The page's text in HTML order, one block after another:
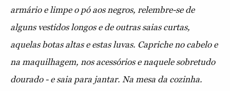
armário e limpe o pó aos negros, relembre-se de
alguns vestidos longos e de outras saias curtas,
aquelas botas altas e estas luvas. Capriche no cabelo e
na maquilhagem, nos acessórios e naquele sobretudo
dourado - e saia para jantar. Na mesa da cozinha.